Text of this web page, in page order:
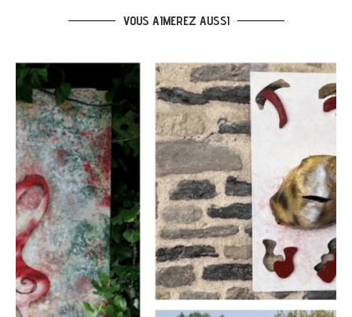
VOUS AIMEREZ AUSSI